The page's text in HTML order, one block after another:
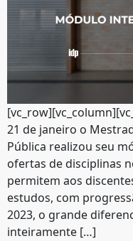
21 de janeiro o
Pública realizou seu
ofertas de disciplinas
permitem aos
estudos, com
2023, o grande
inteiramente […]